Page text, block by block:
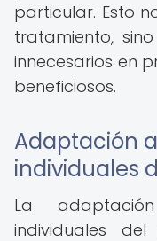
particular. Esto
tratamiento,
innecesarios en
beneficiosos.
Adaptación
individuales
La
individuales